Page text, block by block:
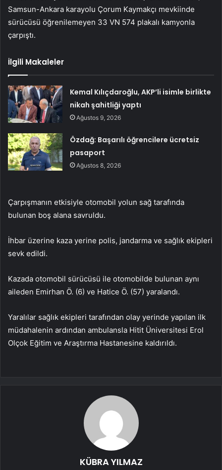
Samsun-Ankara karayolu Çorum Kaymakçı mevkiinde
sürücüsü öğrenilemeyen 33 VN 574 plakalı kamyonla
çarpıştı.
İlgili Makaleler
Kemal Kılıçdaroğlu, AKP’li isimle birlikte
nikah şahitliği yaptı
Ağustos 9, 2026
Özdağ: Başarılı öğrencilere ücretsiz
pasaport
Ağustos 8, 2026
Çarpışmanın etkisiyle otomobil yolun sağ tarafında
bulunan boş alana savruldu.
İhbar üzerine kaza yerine polis, jandarma ve sağlık ekipleri
sevk edildi.
Kazada otomobil sürücüsü ile otomobilde bulunan aynı
aileden Emirhan Ö. (6) ve Hatice Ö. (57) yaralandı.
Yaralılar sağlık ekipleri tarafından olay yerinde yapılan ilk
müdahalenin ardından ambulansla Hitit Üniversitesi Erol
Olçok Eğitim ve Araştırma Hastanesine kaldırıldı.
KÜBRA YILMAZ